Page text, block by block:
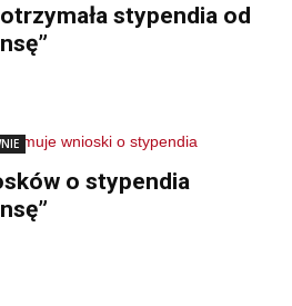
stypendia od
o stypendia